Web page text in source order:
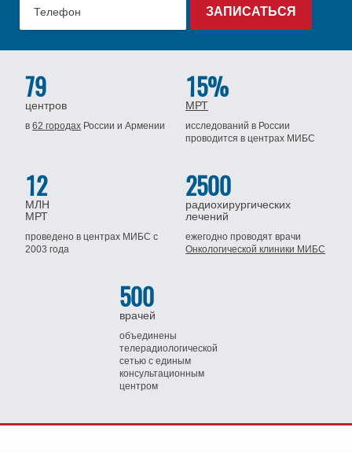
79
центров
в62 городах Россиии Армении
15%
МРТ
исследований в России
проводится в центрах МИБС
12
МЛН
МРТ
проведено в центрах МИБСс
2003 года
2500
радиохирургических
лечений
ежегодно проводят врачи
Онкологической клиники МИБС
500
врачей
объединены
телерадиологической
сетью с единым
консультационным
центром